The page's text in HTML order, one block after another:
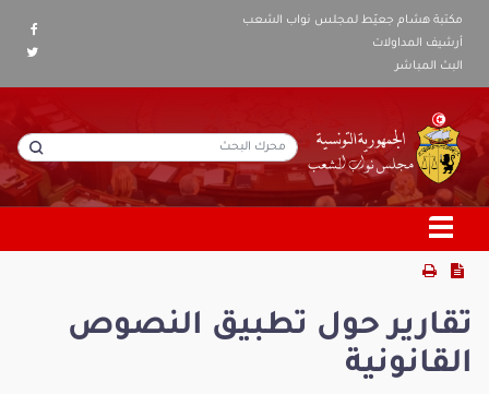
مكتبة هشام جعيّط لمجلس نواب الشعب
أرشيف المداولات
البث المباشر
تقارير حول تطبيق النصوص
القانونية